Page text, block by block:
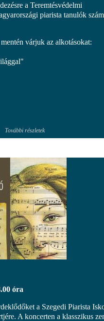
a Teremtésvédelmi
piarista tanulók
várjuk az alkotásokat:
További részletek
óra
a Szegedi Piarista
A koncerten a klasszikus